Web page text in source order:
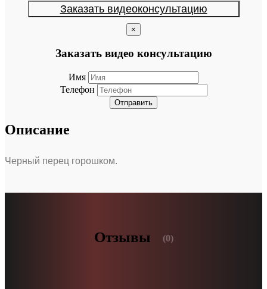
Заказать видеоконсультацию
×
Заказать видео консультацию
Имя
Телефон
Отправить
Описание
Черный перец горошком.
Отзывы (0)